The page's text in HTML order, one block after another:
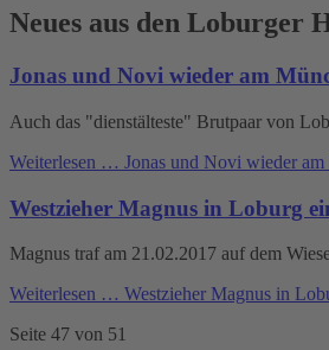
Neues aus den Loburger
Jonas und Novi wieder am
Auch das "dienstälteste" Brutpaar von
Weiterlesen … Jonas und Novi wieder
Westzieher Magnus in Loburg
Magnus traf am 21.02.2017 auf dem
Weiterlesen … Westzieher Magnus in
Seite 47 von 51